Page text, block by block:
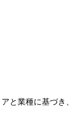
と業種に基づき、